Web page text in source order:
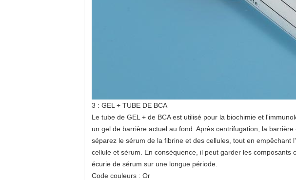
3 : GEL + TUBE DE BCA
Le tube de GEL + de BCA est utilisé pour la biochimie et
un gel de barrière actuel au fond. Après centrifugation, la
séparez le sérum de la fibrine et des cellules, tout en empêchant
cellule et sérum. En conséquence, il peut garder les composants
écurie de sérum sur une longue période.
Code couleurs : Or